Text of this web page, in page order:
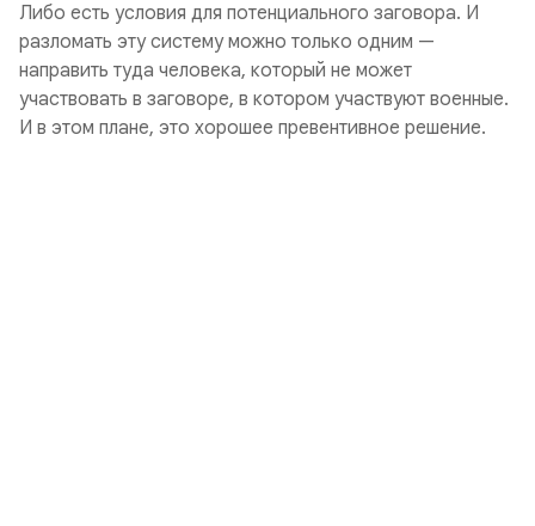
Либо есть условия для потенциального заговора. И
разломать эту систему можно только одним —
направить туда человека, который не может
участвовать в заговоре, в котором участвуют военные.
И в этом плане, это хорошее превентивное решение.